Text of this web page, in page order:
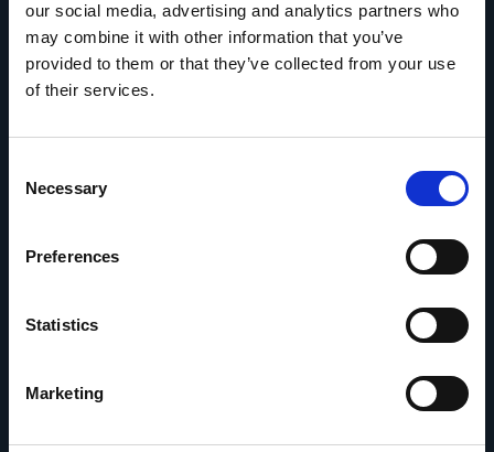
our social media, advertising and analytics partners who
may combine it with other information that you’ve
provided to them or that they’ve collected from your use
of their services.
Selection
Necessary
Preferences
Statistics
Marketing
Fragen Sie uns alles
Kontakt
Produkt registrieren